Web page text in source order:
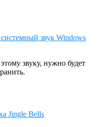
звук Windows
звуку, нужно будет
Jingle Bells